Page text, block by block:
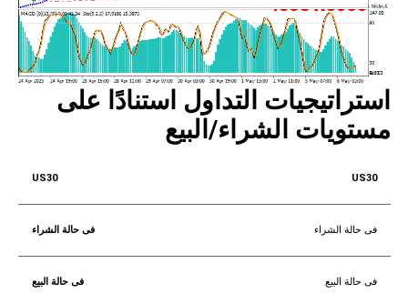
استراتيجيات التداول استنادًا على
مستويات الشراء/البيع
US30
فى حالة الشراء
فى حالة البيع